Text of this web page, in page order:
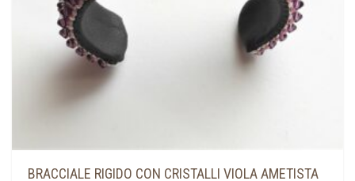
BRACCIALE RIGIDO CON CRISTALLI VIOLA AMETISTA